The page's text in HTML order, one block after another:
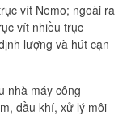
vít Nemo; ngoài ra
vít nhiều trục
lượng và hút cạn
nhà máy công
dầu khí, xử lý môi